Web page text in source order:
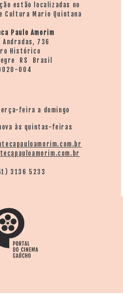
estão localizadas no
Cultura Mario Quintana
Paulo Amorim
Andradas, 736
Histórico
RS Brasil
004
feira a domingo
às quintas-feiras
3136 5233